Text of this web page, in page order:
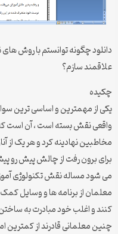
دانلود چگونه توانستم با روش
علاقمند سازم؟
چکیده
یکی از مهمترین و اساسی ترین
واقعی نقش بسته است ، آن است
مخاطبین نهادینه کرد و هر یک از
برای برون رفت از چالش پیش رو
می شود مساله نقش تکنولوژی
معلمان از برنامه ها و وسایل
کنند و اغلب خود مبادرت به
چنین معلمانی قادرند از کمترین